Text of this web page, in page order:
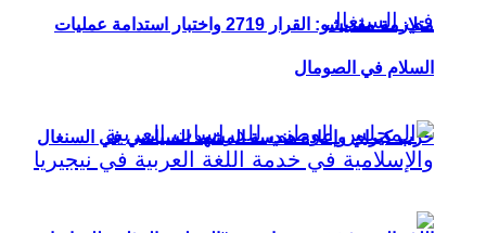
حزب كيراي وإعادة هندسة المشهد السياسي في السنغال
متلازمة مقديشو: القرار 2719 واختبار استدامة عمليات
السلام في الصومال